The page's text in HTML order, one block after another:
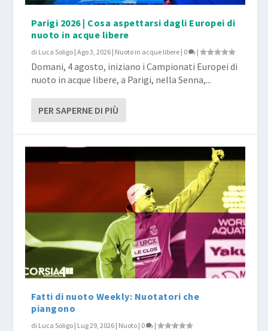
Parigi 2026 | Cosa aspettarsi dagli Europei di
nuoto in acque libere
di Luca Soligo |Ago 3, 2026 | Nuoto in acque libere | 0 |
Domani, 4 agosto, iniziano i Campionati Europei di
nuoto in acque libere, a Parigi, nella Senna,...
PER SAPERNE DI PIÙ
Fatti di nuoto Weekly: Nuotatori che
piangono
di Luca Soligo | Lug 29, 2026 | Nuoto | 0 |